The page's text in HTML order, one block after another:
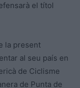
el títol
la present
al seu país en
de Ciclisme
de Punta de